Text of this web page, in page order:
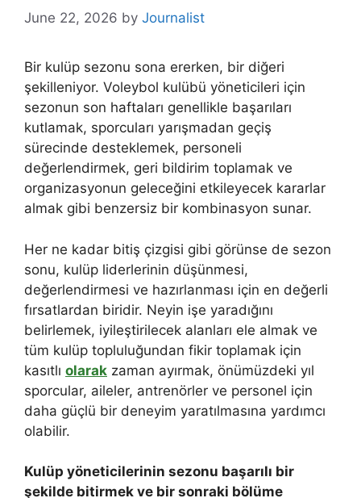
June 22, 2026 by Journalist
Bir kulüp sezonu sona ererken, bir diğeri
şekilleniyor. Voleybol kulübü yöneticileri için
sezonun son haftaları genellikle başarıları
kutlamak, sporcuları yarışmadan geçiş
sürecinde desteklemek, personeli
değerlendirmek, geri bildirim toplamak ve
organizasyonun geleceğini etkileyecek kararlar
almak gibi benzersiz bir kombinasyon sunar.
Her ne kadar bitiş çizgisi gibi görünse de sezon
sonu, kulüp liderlerinin düşünmesi,
değerlendirmesi ve hazırlanması için en değerli
fırsatlardan biridir. Neyin işe yaradığını
belirlemek, iyileştirilecek alanları ele almak ve
tüm kulüp topluluğundan fikir toplamak için
kasıtlı olarak zaman ayırmak, önümüzdeki yıl
sporcular, aileler, antrenörler ve personel için
daha güçlü bir deneyim yaratılmasına yardımcı
olabilir.
Kulüp yöneticilerinin sezonu başarılı bir
şekilde bitirmek ve bir sonraki bölüme